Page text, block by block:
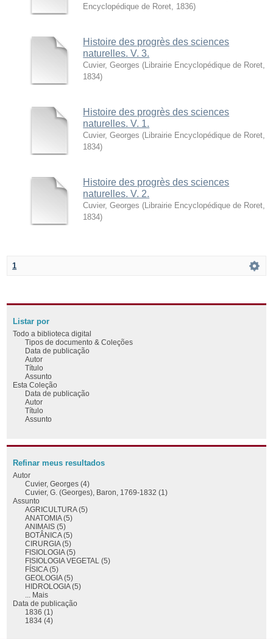
Encyclopédique de Roret 1836)
Histoire des progrès des sciences
naturelles. V. 3.
Cuvier, Georges ( Librairie Encyclopédique de Roret
1834)
Histoire des progrès des sciences
naturelles. V. 1.
Cuvier, Georges ( Librairie Encyclopédique de Roret
1834)
Histoire des progrès des sciences
naturelles. V. 2.
Cuvier, Georges ( Librairie Encyclopédique de Roret
1834)
1
Listar por
Todo a biblioteca digital
Tipos de documento & Coleções
Data de publicação
Autor
Título
Assunto
Esta Coleção
Data de publicação
Autor
Título
Assunto
Refinar meus resultados
Autor
Cuvier, Georges (4)
Cuvier, G. (Georges), Baron, 1769-1832 (1)
Assunto
AGRICULTURA (5)
ANATOMIA (5)
ANIMAIS (5)
BOTÂNICA (5)
CIRURGIA (5)
FISIOLOGIA (5)
FISIOLOGIA VEGETAL (5)
FÍSICA (5)
GEOLOGIA (5)
HIDROLOGIA (5)
... Mais
Data de publicação
1836 (1)
1834 (4)